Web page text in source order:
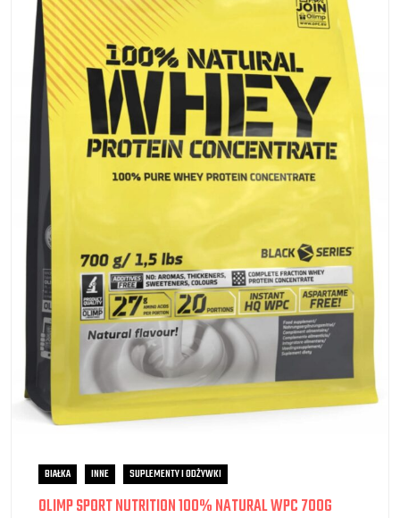
BIAŁKA INNE SUPLEMENTY I ODŻYWKI
OLIMP SPORT NUTRITION 100% NATURAL WPC 700G